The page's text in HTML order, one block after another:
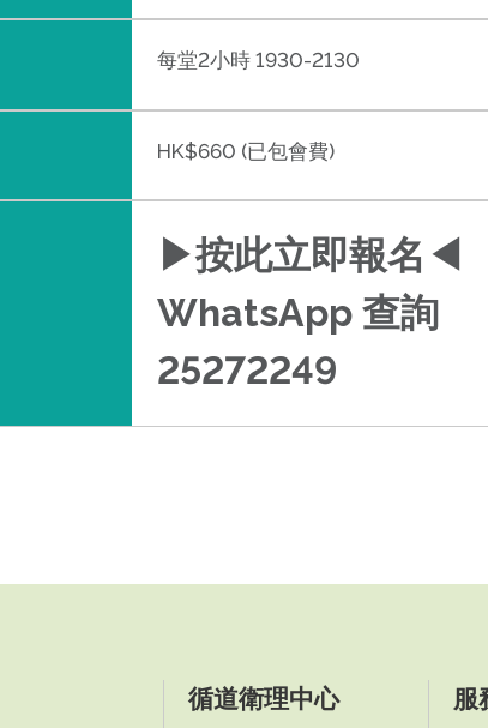
每堂2小時 1930-2130
HK$660 (已包會費)
▶按此立即報名◀
WhatsApp 查詢
25272249
循道衛理中心 服